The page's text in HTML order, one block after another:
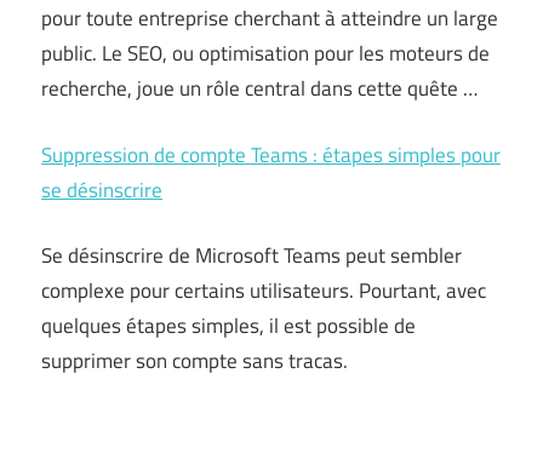
pour toute entreprise cherchant à atteindre un large
public. Le SEO, ou optimisation pour les moteurs de
recherche, joue un rôle central dans cette quête …
Suppression de compte Teams : étapes simples pour
se désinscrire
Se désinscrire de Microsoft Teams peut sembler
complexe pour certains utilisateurs. Pourtant, avec
quelques étapes simples, il est possible de
supprimer son compte sans tracas.